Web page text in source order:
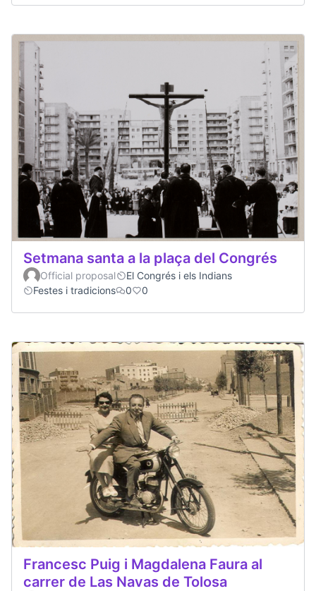
Setmana santa a la plaça del Congrés
Official proposal
El Congrés i els Indians
Festes i tradicions
0 0
Francesc Puig i Magdalena Faura al
carrer de Las Navas de Tolosa